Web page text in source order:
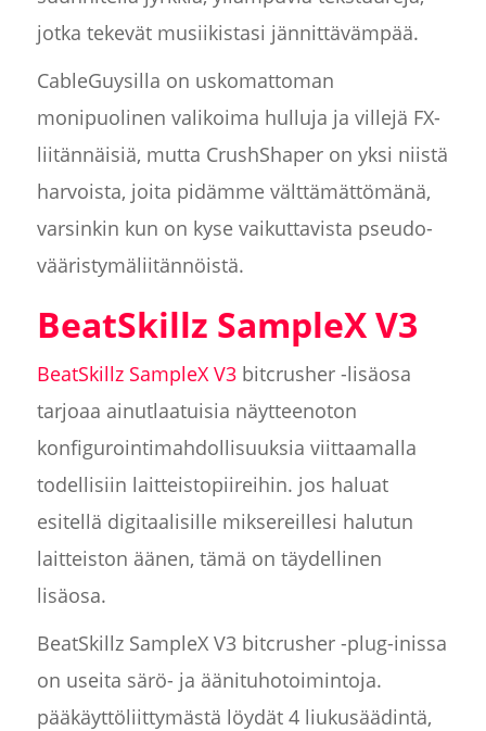
jotka tekevät musiikistasi jännittävämpää.
CableGuysilla on uskomattoman
monipuolinen valikoima hulluja ja villejä FX-
liitännäisiä, mutta CrushShaper on yksi niistä
harvoista, joita pidämme välttämättömänä,
varsinkin kun on kyse vaikuttavista pseudo-
vääristymäliitännöistä.
BeatSkillz SampleX V3
BeatSkillz SampleX V3bitcrusher -lisäosa
tarjoaa ainutlaatuisia näytteenoton
konfigurointimahdollisuuksia viittaamalla
todellisiin laitteistopiireihin. jos haluat
esitellä digitaalisille miksereillesi halutun
laitteiston äänen, tämä on täydellinen
lisäosa.
BeatSkillz SampleX V3 bitcrusher -plug-inissa
on useita särö- ja äänituhotoimintoja.
pääkäyttöliittymästä löydät 4 liukusäädintä,